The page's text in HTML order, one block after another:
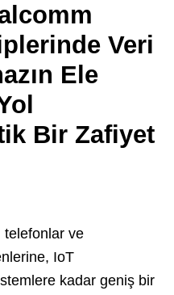
Veri
Ele
Bir Zafiyet
telefonlar ve
IoT
kadar geniş bir